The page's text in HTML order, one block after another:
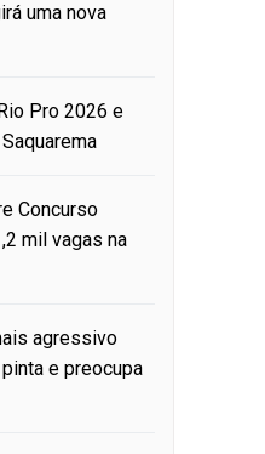
uma nova
Pro 2026 e
Concurso
mil vagas na
agressivo
e preocupa